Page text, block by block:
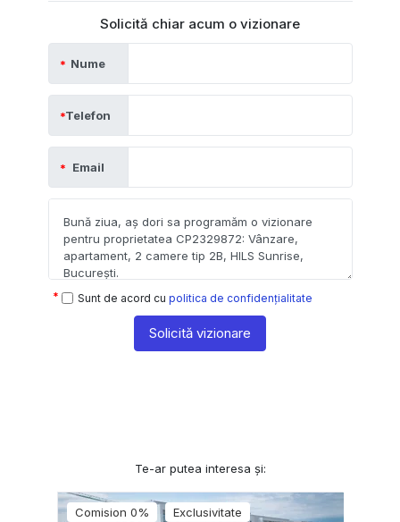
Solicită chiar acum o vizionare
Nume
Telefon
Email
Sunt de acord cu politica de confidențialitate
Solicită vizionare
Te-ar putea interesa și:
Comision 0% Exclusivitate